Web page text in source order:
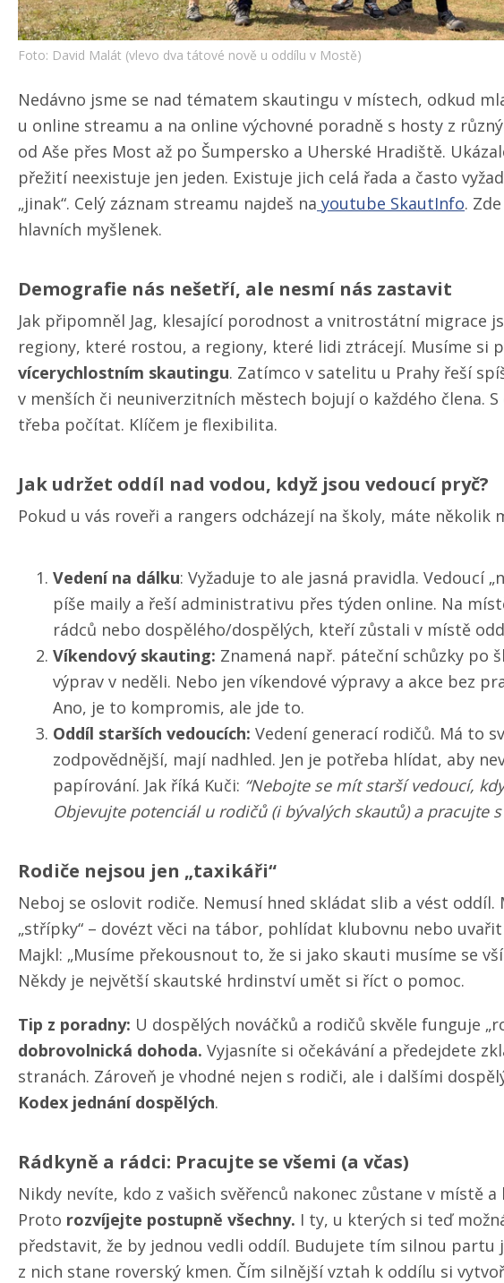
Foto: David Malát (vlevo dva tátové nově u oddílu v Mostě)
Nedávno jsme se nad tématem skautingu v místech, odkud
u online streamu a na online výchovné poradně s hosty z
od Aše přes Most až po Šumpersko a Uherské Hradiště.
přežití neexistuje jen jeden. Existuje jich celá řada a často
„jinak“. Celý záznam streamu najdeš na youtube SkautInfo.
hlavních myšlenek.
Demografie nás nešetří, ale nesmí nás zastavit
Jak připomněl Jag, klesající porodnost a vnitrostátní migrace
regiony, které rostou, a regiony, které lidi ztrácejí. Musíme si
vícerychlostním skautingu. Zatímco v satelitu u Prahy řeší
v menších či neuniverzitních městech bojují o každého člena.
třeba počítat. Klíčem je flexibilita.
Jak udržet oddíl nad vodou, když jsou vedoucí pryč?
Pokud u vás roveři a rangers odcházejí na školy, máte několik
Vedení na dálku: Vyžaduje to ale jasná pravidla. Vedoucí
píše maily a řeší administrativu přes týden online. Na
rádců nebo dospělého/​dospělých, kteří zůstali v místě
Víkendový skauting: Znamená např. páteční schůzky po
výprav v neděli. Nebo jen víkendové výpravy a akce bez
Ano, je to kompromis, ale jde to.
Oddíl starších vedoucích: Vedení generací rodičů. Má to
zodpovědnější, mají nadhled. Jen je potřeba hlídat, aby
papírování. Jak říká Kuči: “Nebojte se mít starší vedoucí,
Objevujte potenciál u rodičů (i bývalých skautů) a pracujte
Rodiče nejsou jen „taxikáři“
Neboj se oslovit rodiče. Nemusí hned skládat slib a vést oddíl.
„střípky“ – dovézt věci na tábor, pohlídat klubovnu nebo uvařit
Majkl: „Musíme překousnout to, že si jako skauti musíme se
Někdy je největší skautské hrdinství umět si říct o pomoc.
Tip z poradny: U dospělých nováčků a rodičů skvěle funguje
dobrovolnická dohoda. Vyjasníte si očekávání a předejdete
stranách. Zároveň je vhodné nejen s rodiči, ale i dalšími
Kodex jednání dospělých.
Rádkyně a rádci: Pracujte se všemi (a včas)
Nikdy nevíte, kdo z vašich svěřenců nakonec zůstane v místě
Proto rozvíjejte postupně všechny. I ty, u kterých si teď
představit, že by jednou vedli oddíl. Budujete tím silnou partu
z nich stane roverský kmen. Čím silnější vztah k oddílu si